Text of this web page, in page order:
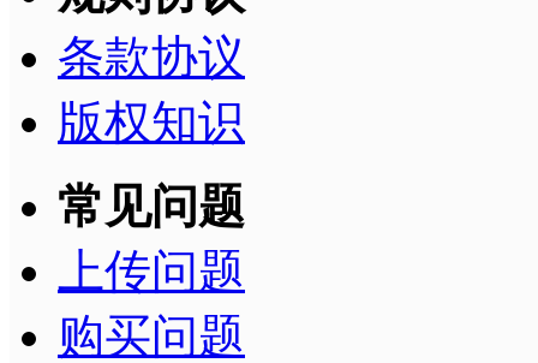
条款协议
版权知识
常见问题
上传问题
购买问题